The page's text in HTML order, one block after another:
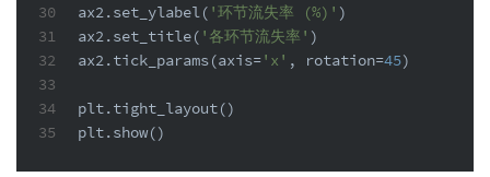
30
31
32
33
34
35
ax2.set_ylabel( '环节流失率 (%)' )
ax2.set_title( '各环节流失率' )
ax2.tick_params(axis='x' , rotation=45)
plt.tight_layout()
plt.show()